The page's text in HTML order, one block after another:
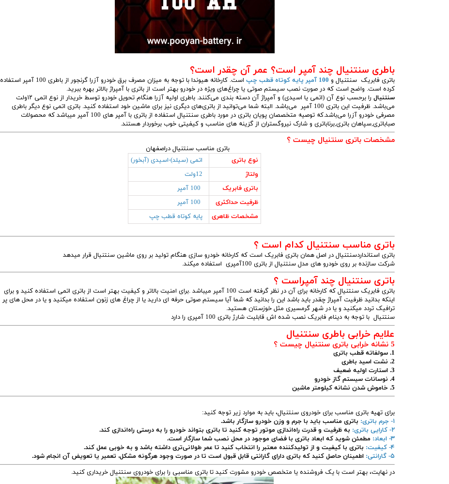
باطری سنتنیال چند آمپر است؟ عمر آن چقدر است؟
باتری فابریک سنتنیال و 100 آمپر پایه کوتاه قطب چپ
است. کارخانه هیوندا با توجه به میزان مصرف برق خودرو آزرا گرنجور از باطری 100 آمپر استفاده
کرده است. واضح است که در صورت نصب سیستم صوتی یا چراغ‌های ویژه در خودرو بهتر است از باتری با آمپراژ بالاتر بهره ببرید.
سنتنیال
را برحسب نوع آن (اتمی یا اسیدی) و آمپراژ آن دسته بندی می‌کنند. باطری اولیه آزرا هنگام تحویل خودرو توسط خریدار از نوع اتمی ۱۲ولت
می‌باشد. ظرفیت این باتری 100 آمپر می‌باشد. البته شما می‌توانید از باتری‌های دیگری نیز برای ماشین خود استفاده کنید. باتری اتمی نوع دیگر باطری
مصرفی خودرو آزرا می‌باشد.که توصیه متخصصان پویان باتری در مورد باطری سنتنیال استفاده از باتری با آمپر های 100 آمپر میباشد که محصولات
صباباتری,سپاهان باتری,برناباتری و شارک نیروگستران از گزینه های مناسب و کیفیتی خوب برخوردار هستند.
مشخصات باتری سنتنیال چیست ؟
باتری مناسب سنتنیال دراصفهان
نوع باتری
اتمی (سیلد)-اسیدی (آبخور)
ولتاژ
باتری فابریک
ظرفیت حداکثری
مشخصات ظاهری
پایه کوتاه قطب چپ
باتری مناسب سنتنیال کدام است ؟
باتری استانداردسنتنیال در اصل همان باتری فابریک است که کارخانه خودرو سازی هنگام تولید بر روی ماشین سنتنیال قرار میدهد
شرکت سازنده بر روی خودرو های مدل سنتنیال از باتری 100آمپری استفاده میکند.
باتری سنتنیال چند آمپراست ؟
باتری فابریک سنتنیال که کارخانه برای آن در نظر گرفته است 100 آمپر میباشد .برای امنیت بالاتر و کیفیت بهتر است از باتری اتمی استفاده کنید و برای
اینکه بدانید ظرفیت آمپراژ چقدر باید باشد این را بدانید که شما آیا سیستم صوتی حرفه ای دارید یا از چراغ های زنون استفاده میکنید و یا در محل های پر
ترافیک تردد میکنید و یا در شهر گرمسیری مثل خوزستان هستید.
سنتنیال با توجه به دینام فابریک نصب شده اش قابلیت شارژ باتری 100 آمپری را دارد
علایم خرابی باطری سنتنیال
5 نشانه خرابی باتری سنتنیال چیست ؟
1. سولفاته قطب باتری
2. نشت اسید باطری
3. استارت اولیه ضعیف
4. نوسانات سیستم گاز خودرو
5. خاموش شدن نشانه کیلومتر ماشین
برای تهیه باتری مناسب برای خودروی سنتنیال، باید به موارد زیر توجه کنید:
۱- جرم باتری:
باتری مناسب باید با جرم و وزن خودرو سازگار باشد.
۲- کارایی باتری:
به ظرفیت و قدرت راه‌اندازی موتور توجه کنید تا باتری بتواند خودرو را به درستی راه‌اندازی کند.
۳- ابعاد:
مطمئن شوید که ابعاد باتری با فضای موجود در محل نصب شما سازگار است.
۴- کیفیت:
باتری با کیفیت و از تولیدکننده معتبر را انتخاب کنید تا عمر طولانی‌تری داشته باشد و به خوبی عمل کند.
۵- گارانتی:
اطمینان حاصل کنید که باتری دارای گارانتی قابل قبول است تا در صورت وجود هرگونه مشکل، تعمیر یا تعویض آن انجام شود.
در نهایت، بهتر است با یک فروشنده یا متخصص خودرو مشورت کنید تا باتری مناسبی را برای خودروی سنتنیال خریداری کنید.